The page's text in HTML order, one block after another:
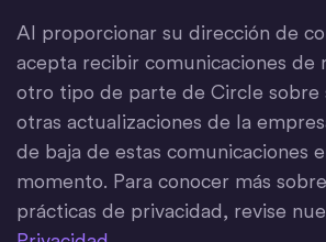
Al proporcionar su dirección de
acepta recibir comunicaciones de
otro tipo de parte de Circle sobre
otras actualizaciones de la
de baja de estas comunicaciones
momento. Para conocer más
prácticas de privacidad, revise